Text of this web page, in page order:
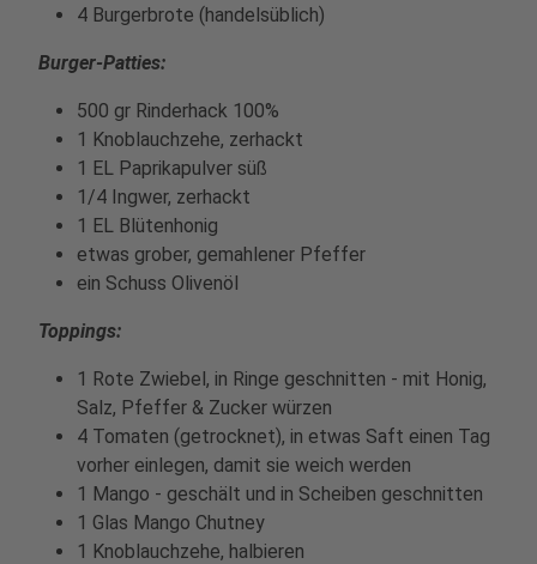
4 Burgerbrote (handelsüblich)
Burger-Patties:
500 gr Rinderhack 100%
1 Knoblauchzehe, zerhackt
1 EL Paprikapulver süß
1/4 Ingwer, zerhackt
1 EL Blütenhonig
etwas grober, gemahlener Pfeffer
ein Schuss Olivenöl
Toppings:
1 Rote Zwiebel, in Ringe geschnitten - mit Honig,
Salz, Pfeffer & Zucker würzen
4 Tomaten (getrocknet), in etwas Saft einen Tag
vorher einlegen, damit sie weich werden
1 Mango - geschält und in Scheiben geschnitten
1 Glas Mango Chutney
1 Knoblauchzehe, halbieren